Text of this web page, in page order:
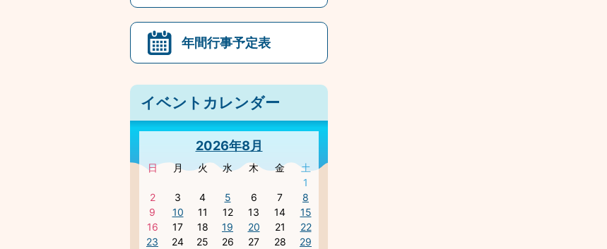
年間行事予定表
イベントカレンダー
2026年8月
日 月 火 水 木 金
土
1
2
3 4 5 6 7
8
9
10 11 12 13 14
15
16
17 18 19 20 21
22
23
24 25 26 27 28
29